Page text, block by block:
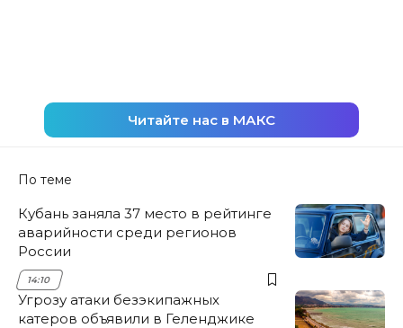
Читайте нас в МАКС
По теме
Кубань заняла 37 место в рейтинге
аварийности среди регионов
России
14:10
Угрозу атаки безэкипажных
катеров объявили в Геленджике